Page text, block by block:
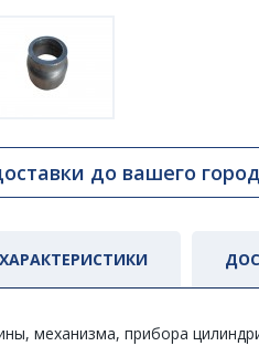
до вашего
ХАРАКТЕРИСТИКИ
механизма, прибора